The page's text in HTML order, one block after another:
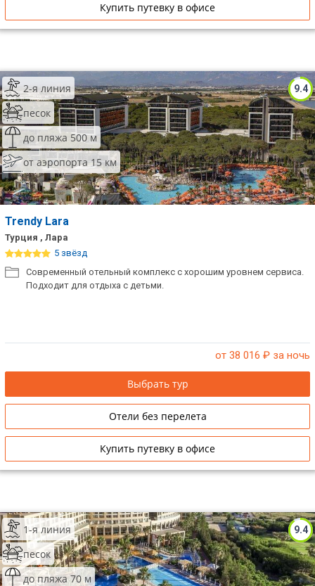
Купить путевку в офисе
9.4
2-я линия
песок
до пляжа 500 м
от аэропорта 15 км
Trendy Lara
Турция , Лара
5 звёзд
Современный отельный комплекс с хорошим уровнем сервиса.
Подходит для отдыха с детьми.
от 38 016 ₽ за ночь
Выбрать тур
Отели без перелета
Купить путевку в офисе
9.4
1-я линия
песок
до пляжа 70 м